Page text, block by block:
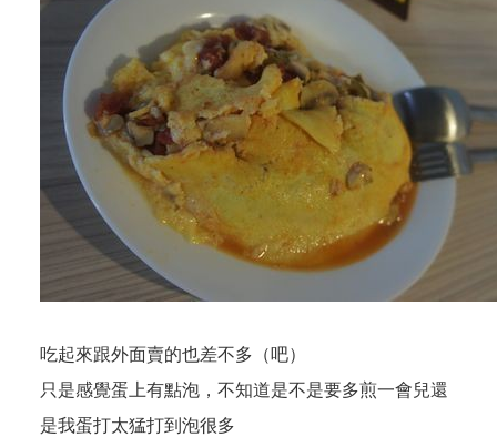
吃起來跟外面賣的也差不多（吧）
只是感覺蛋上有點泡，不知道是不是要多煎一會兒還
是我蛋打太猛打到泡很多